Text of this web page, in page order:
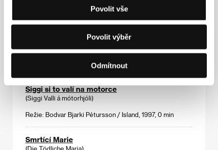
Povolit vše
Povolit výběr
Odmítnout
Režie: Walter Salles, Daniela Thomas / Brazílie, 1998,
Režie: Ash / USA, 1999, 0 min
Siggi si to valí na motorce
(Siggi Valli á mótorhjóli)
Režie: Bodvar Bjarki Pétursson / Island, 1997, 0 min
Smrtící Marie
(Die Tödliche Maria)